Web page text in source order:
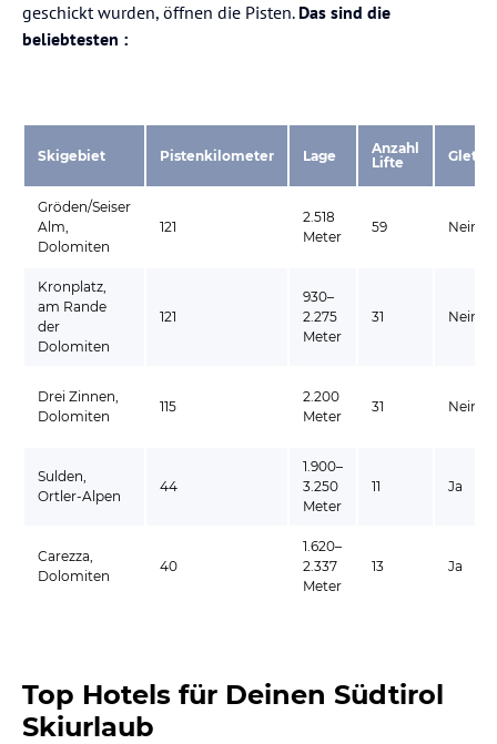
geschickt wurden, öffnen die Pisten. Das sind die
beliebtesten :
Skigebiet Pistenkilometer Lage
Anzahl
Lifte
Gröden/Seiser
Alm,
Dolomiten
121
2.518
Meter
59 Nein
Kronplatz,
am Rande
der
Dolomiten
121
930–
2.275
Meter
31 Nein
Drei Zinnen,
Dolomiten
115
2.200
Meter
31 Nein
Sulden,
Ortler-Alpen
44
1.900–
3.250
Meter
11 Ja
Carezza,
Dolomiten
40
1.620–
2.337
Meter
13 Ja
Top Hotels für Deinen Südtirol
Skiurlaub